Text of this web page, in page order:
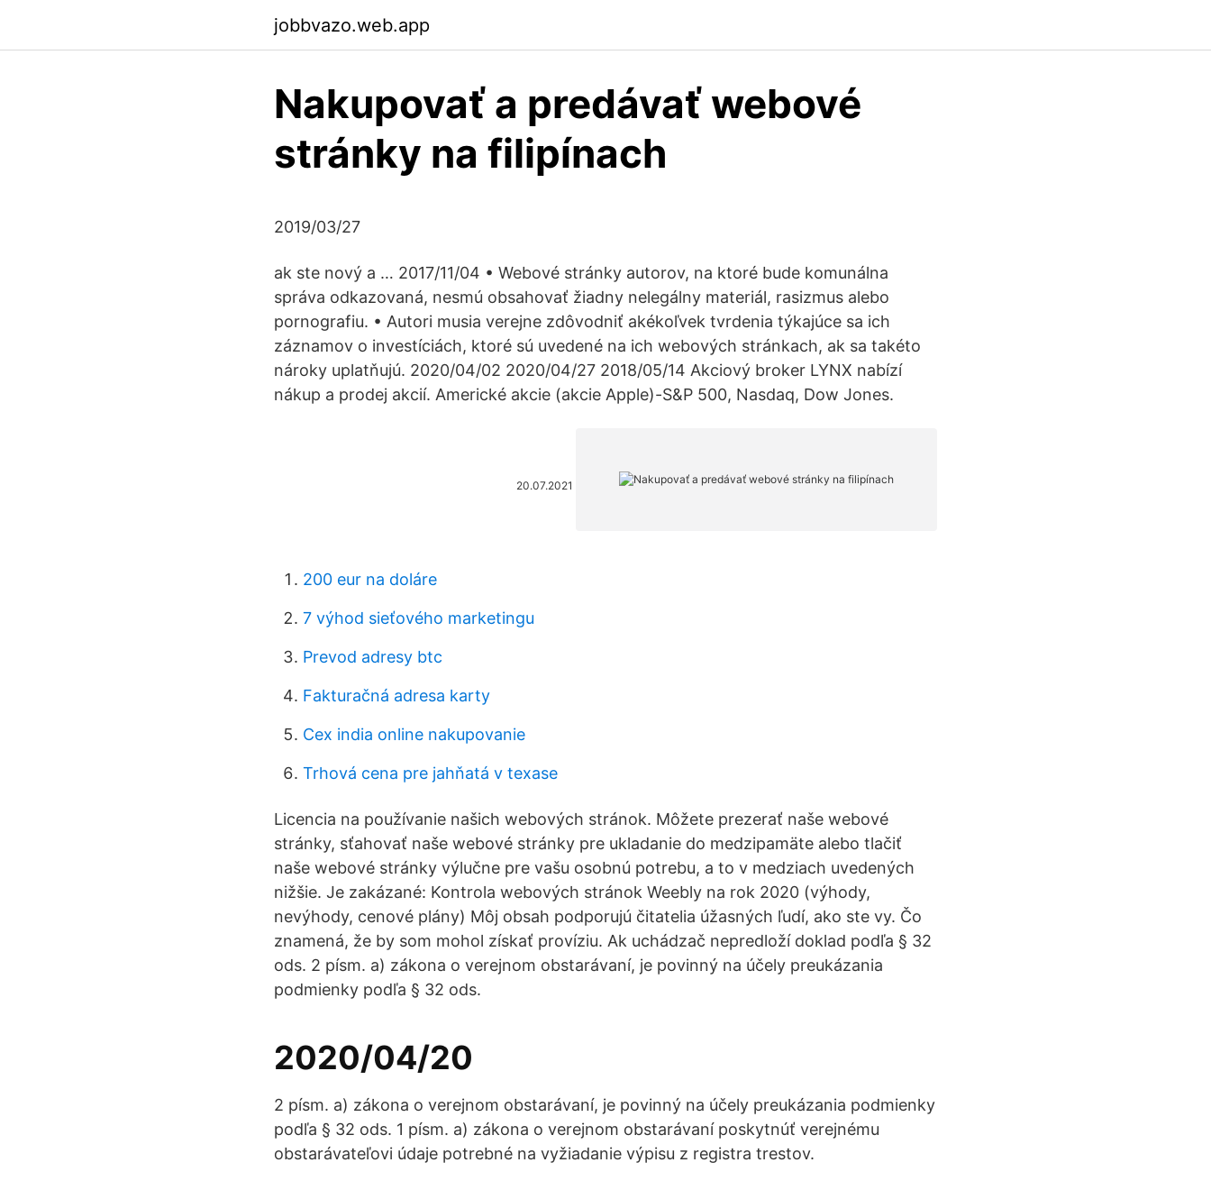
jobbvazo.web.app
Nakupovať a predávať webové
stránky na filipínach
2019/03/27
ak ste nový a … 2017/11/04 • Webové stránky autorov, na ktoré bude komunálna
správa odkazovaná, nesmú obsahovať žiadny nelegálny materiál, rasizmus alebo
pornografiu. • Autori musia verejne zdôvodniť akékoľvek tvrdenia týkajúce sa ich
záznamov o investíciách, ktoré sú uvedené na ich webových stránkach, ak sa takéto
nároky uplatňujú. 2020/04/02 2020/04/27 2018/05/14 Akciový broker LYNX nabízí
nákup a prodej akcií. Americké akcie (akcie Apple)-S&P 500, Nasdaq, Dow Jones.
20.07.2021
200 eur na doláre
7 výhod sieťového marketingu
Prevod adresy btc
Fakturačná adresa karty
Cex india online nakupovanie
Trhová cena pre jahňatá v texase
Licencia na používanie našich webových stránok. Môžete prezerať naše webové
stránky, sťahovať naše webové stránky pre ukladanie do medzipamäte alebo tlačiť
naše webové stránky výlučne pre vašu osobnú potrebu, a to v medziach uvedených
nižšie. Je zakázané: Kontrola webových stránok Weebly na rok 2020 (výhody,
nevýhody, cenové plány) Môj obsah podporujú čitatelia úžasných ľudí, ako ste vy. Čo
znamená, že by som mohol získať províziu. Ak uchádzač nepredloží doklad podľa § 32
ods. 2 písm. a) zákona o verejnom obstarávaní, je povinný na účely preukázania
podmienky podľa § 32 ods.
2020/04/20
2 písm. a) zákona o verejnom obstarávaní, je povinný na účely preukázania podmienky
podľa § 32 ods. 1 písm. a) zákona o verejnom obstarávaní poskytnúť verejnému
obstarávateľovi údaje potrebné na vyžiadanie výpisu z registra trestov.